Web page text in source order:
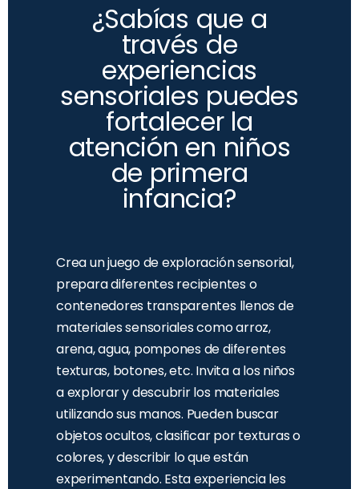
¿Sabías que a
través de
experiencias
sensoriales puedes
fortalecer la
atención en niños
de primera
infancia?
Crea un juego de exploración sensorial,
prepara diferentes recipientes o
contenedores transparentes llenos de
materiales sensoriales como arroz,
arena, agua, pompones de diferentes
texturas, botones, etc. Invita a los niños
a explorar y descubrir los materiales
utilizando sus manos. Pueden buscar
objetos ocultos, clasificar por texturas o
colores, y describir lo que están
experimentando. Esta experiencia les